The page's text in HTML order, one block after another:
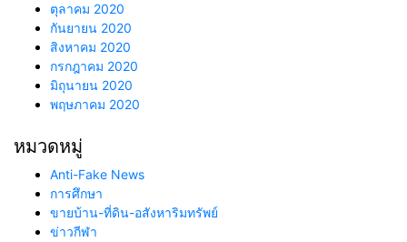
ตุลาคม 2020
กันยายน 2020
สิงหาคม 2020
กรกฎาคม 2020
มิถุนายน 2020
พฤษภาคม 2020
หมวดหมู่
Anti-Fake News
การศึกษา
ขายบ้าน-ที่ดิน-อสังหาริมทรัพย์
ข่าวกีฬา